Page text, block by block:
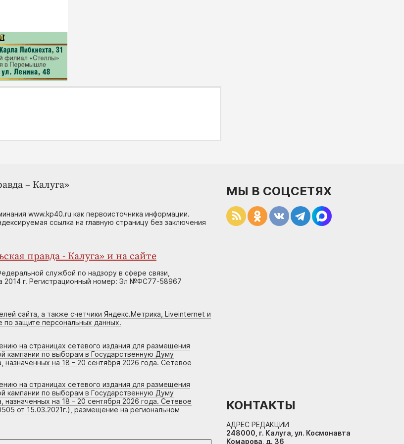
– Калуга»
www.kp40.ru как первоисточника информации.
ссылка на главную страницу без заключения
правда - Калуга» и на сайте
службой по надзору в сфере связи,
2014 г. Регистрационный номер: Эл №ФС77-58967
сайта, а также счетчики Яндекс.Метрика, Liveinternet и
по защите персональных данных.
на страницах сетевого издания для размещения
кампании по выборам в Государственную Думу
на 18 – 20 сентября 2026 года. Сетевое
на страницах сетевого издания для размещения
кампании по выборам в Государственную Думу
на 18 – 20 сентября 2026 года. Сетевое
от 15.03.2021г.), размещение на региональном
МЫ В СОЦСЕТЯХ
КОНТАКТЫ
АДРЕС РЕДАКЦИИ
248000, г. Калуга, ул. Космонавта
Комарова, д. 36